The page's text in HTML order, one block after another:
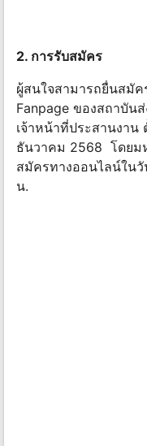
2. การรับสมัคร
ผู้สนใจสามารถยื่นสมั
Fanpage ของสถาบัน
เจ้าหน้าที่ประสานงาน
ธันวาคม 2568 โดยม
สมัครทางออนไลน์ใน
น.